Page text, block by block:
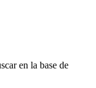
en la base de